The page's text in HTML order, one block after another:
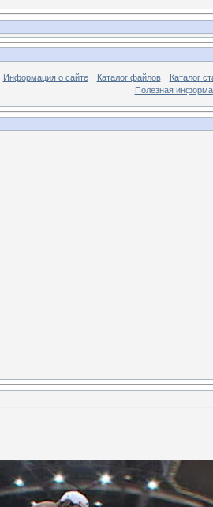
Информация о сайте Каталог файлов
Каталог
Полезная